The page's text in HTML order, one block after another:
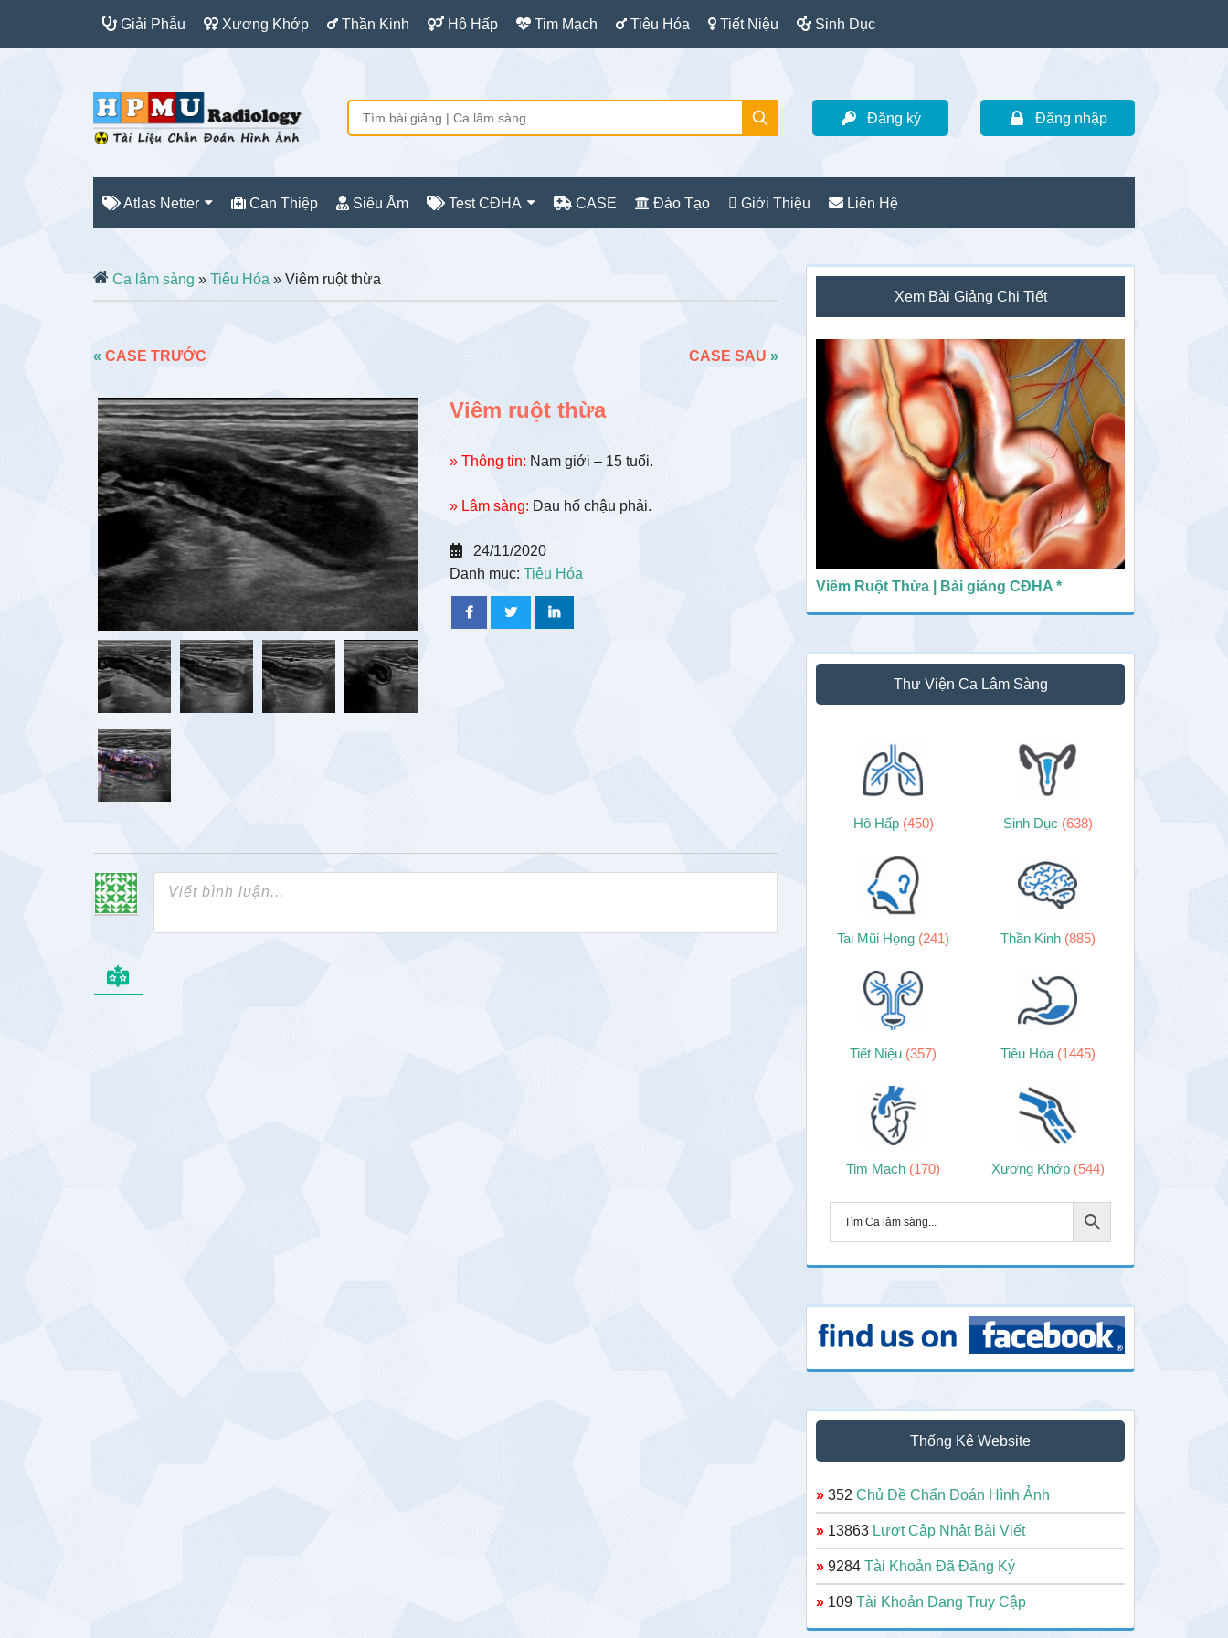
Giải Phẫu Xương Khớp Thần Kinh Hô Hấp Tim Mạch Tiêu Hóa Tiết Niệu Sinh Dục
Đăng ký Đăng nhập
Atlas Netter Can Thiệp Siêu Âm Test CĐHA CASE Đào Tạo Giới Thiệu Liên Hệ
Ca lâm sàng » Tiêu Hóa » Viêm ruột thừa
« CASE TRƯỚC CASE SAU »
Viêm ruột thừa
» Thông tin: Nam giới – 15 tuổi.
» Lâm sàng: Đau hố chậu phải.
24/11/2020
Danh mục: Tiêu Hóa
Sidebar
chính
Xem Bài Giảng Chi Tiết
Viêm Ruột Thừa | Bài giảng CĐHA *
Thư Viện Ca Lâm Sàng
Hô Hấp (450) Sinh Dục (638)
Tai Mũi Họng (241) Thần Kinh (885)
Tiết Niệu (357) Tiêu Hóa (1445)
Tim Mạch (170) Xương Khớp (544)
Thống Kê Website
» 352 Chủ Đề Chẩn Đoán Hình Ảnh
» 13863 Lượt Cập Nhật Bài Viết
» 9284 Tài Khoản Đã Đăng Ký
» 109 Tài Khoản Đang Truy Cập